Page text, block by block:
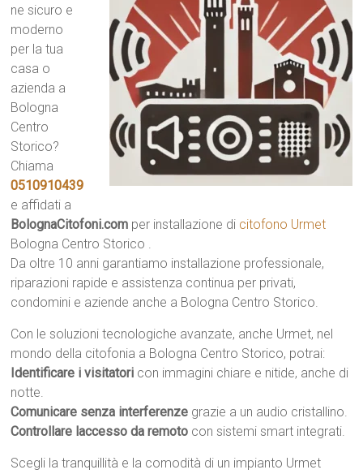
ne sicuro e
moderno
per la tua
casa o
azienda a
Bologna
Centro
Storico?
Chiama
0510910439
e affidati a
BolognaCitofoni.com per installazione di citofono Urmet
Bologna Centro Storico .
Da oltre 10 anni garantiamo installazione professionale,
riparazioni rapide e assistenza continua per privati,
condomini e aziende anche a Bologna Centro Storico.
Con le soluzioni tecnologiche avanzate, anche Urmet, nel
mondo della citofonia a Bologna Centro Storico, potrai:
Identificare i visitatori con immagini chiare e nitide, anche di
notte.
Comunicare senza interferenze grazie a un audio cristallino.
Controllare laccesso da remoto con sistemi smart integrati.
Scegli la tranquillità e la comodità di un impianto Urmet